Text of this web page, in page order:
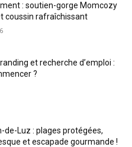
: soutien-gorge Momcozy
coussin rafraîchissant
et recherche d’emploi :
?
de-Luz : plages protégées,
et escapade gourmande !